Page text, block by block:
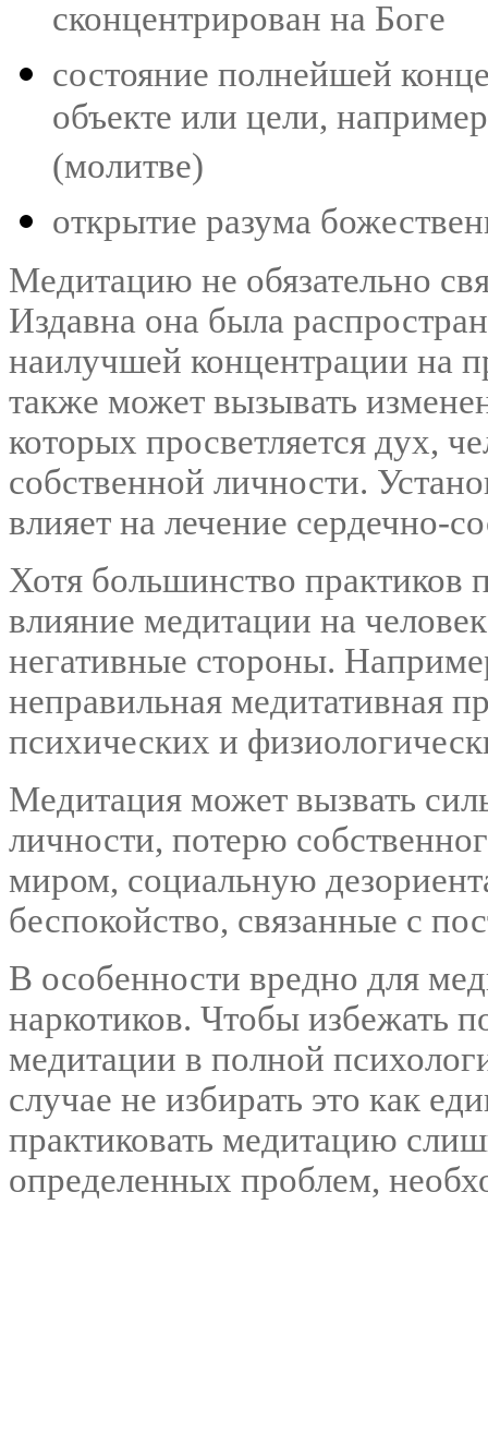
сконцентрирован на Боге
состояние полнейшей
объекте или цели,
(молитве)
открытие разума
Медитацию не обязательно
Издавна она была
наилучшей концентрации на
также может вызывать
которых просветляется дух,
собственной личности.
влияет на лечение сердечно-
Хотя большинство практиков
влияние медитации на
негативные стороны.
неправильная медитативная
психических и
Медитация может вызвать
личности, потерю
миром, социальную
беспокойство, связанные с
В особенности вредно для
наркотиков. Чтобы избежать
медитации в полной
случае не избирать это как
практиковать медитацию
определенных проблем,